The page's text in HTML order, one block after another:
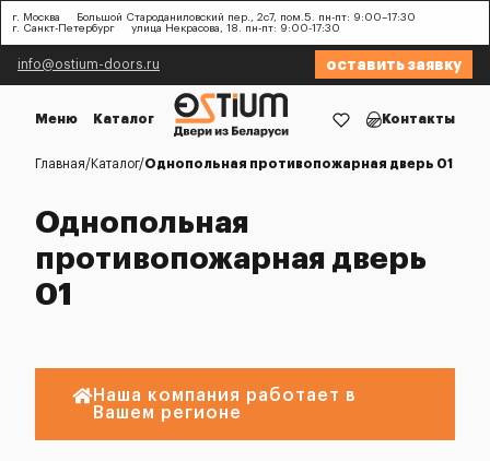
г. Москва
Большой Староданиловский пер., 2с7, пом.5. пн-пт: 9:00–17:30
г. Санкт-Петербург
улица Некрасова, 18. пн-пт: 9:00-17:30
info@ostium-doors.ru оставить заявку
Меню Каталог Контакты
Главная Каталог Однопольная противопожарная дверь 01
Однопольная
противопожарная дверь
01
Наша компания работает в
Вашем регионе